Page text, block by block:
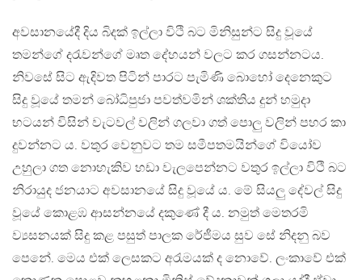
අවසානයේදී දිය බිදක් ඉල්ලා විථි බට මිනිසුන්ට සිදු වූයේ
තමන්ගේ දරැවන්ගේ මෘත දේහයන් වලට කර ගසන්නටය.
නිවසේ සිට ඇදිවත පිටින් පාරට පැමිණි බොහෝ දෙනෙකුට
සිදු වූයේ තමන් බෝධිපුජා පවත්වමින් ශක්තිය දුන් හමුදා
භටයන් විසින් වැටවල් වලින් ගලවා ගත් පොලු වලින් පහර කා
දුවන්නට ය. වතුර වෙනුවට තම සමීපතමයින්ගේ වියෝව
උහුලා ගත නොහැකිව හඩා වැලපෙන්නට වතුර ඉල්ලා විථි බට
නිරායුද ජනයාට අවසානයේ සිදු වූයේ ය. මේ සියලු දේවල් සිදු
වූයේ කොළඹ ආසන්නයේ දකුණේ දී ය. නමුත් මෙතරමි
ව්‍යසනයක් සිදු කළ පසුත් පාලක රේජීමය සුව සේ නිදනු බව
පෙනේ. මෙය එක් ලෙසකට අරැමයක් ද නොවේ. ලංකාවේ එක්